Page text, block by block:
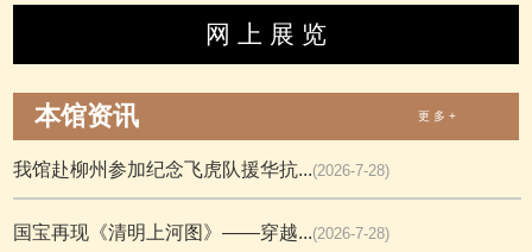
网 上 展 览
本馆资讯 更 多 +
我馆赴柳州参加纪念飞虎队援华抗...(2026-7-28)
国宝再现《清明上河图》——穿越...(2026-7-28)